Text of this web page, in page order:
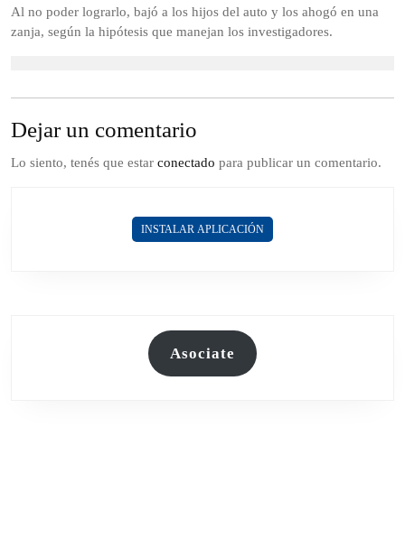
Al no poder lograrlo, bajó a los hijos del auto y los ahogó en una
zanja, según la hipótesis que manejan los investigadores.
Dejar un comentario
Lo siento, tenés que estar conectado para publicar un comentario.
INSTALAR APLICACIÓN
Asociate